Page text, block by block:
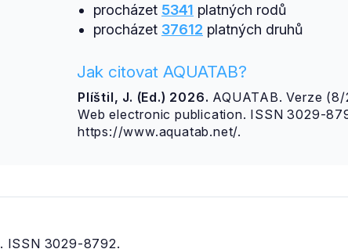
procházet 5341 platných rodů
procházet 37612 platných druhů
Jak citovat AQUATAB?
Plíštil, J. (Ed.) 2026. AQUATAB. Verze
Web electronic publication. ISSN 3029-
https://www.aquatab.net/.
. ISSN 3029-8792.